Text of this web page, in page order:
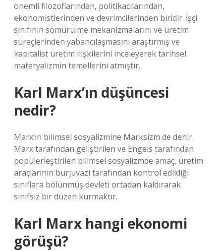
önemli filozoflarından, politikacılarından,
ekonomistlerinden ve devrimcilerinden biridir. İşçi
sınıfının sömürülme mekanizmalarını ve üretim
süreçlerinden yabancılaşmasını araştırmış ve
kapitalist üretim ilişkilerini inceleyerek tarihsel
materyalizmin temellerini atmıştır.
Karl Marx’ın düşüncesi
nedir?
Marx’ın bilimsel sosyalizmine Marksizm de denir.
Marx tarafından geliştirilen ve Engels tarafından
popülerleştirilen bilimsel sosyalizmde amaç, üretim
araçlarının burjuvazi tarafından kontrol edildiği
sınıflara bölünmüş devleti ortadan kaldırarak
sınıfsız bir düzen kurmaktır.
Karl Marx hangi ekonomi
görüşü?